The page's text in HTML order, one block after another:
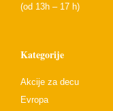
(od 13h – 17 h)
Kategorije
Akcije za decu
Evropa